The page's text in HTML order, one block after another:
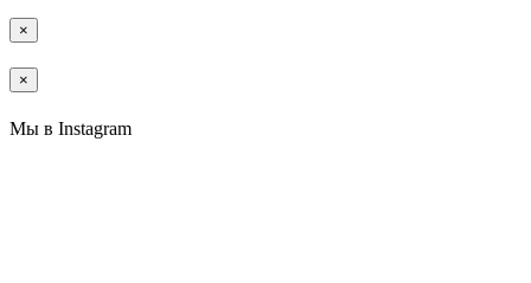
×
×
Мы в Instagram